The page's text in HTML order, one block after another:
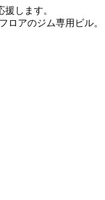
します。
ロアのジム専用ビル。